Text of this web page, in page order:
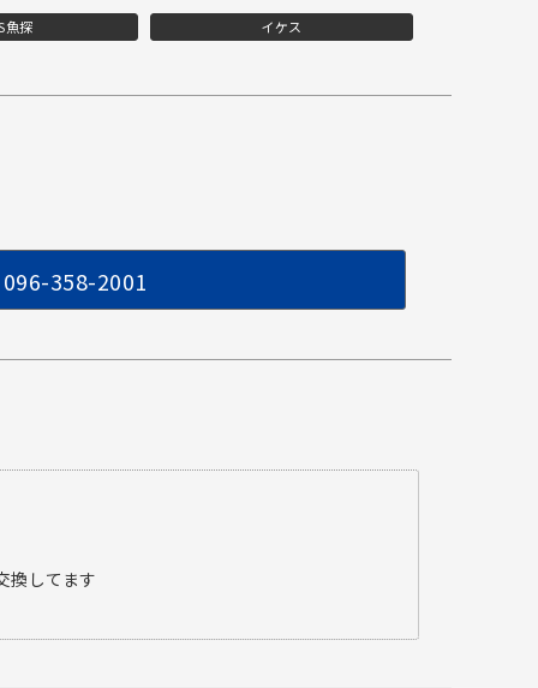
魚探 イケス
096-358-2001
換してます